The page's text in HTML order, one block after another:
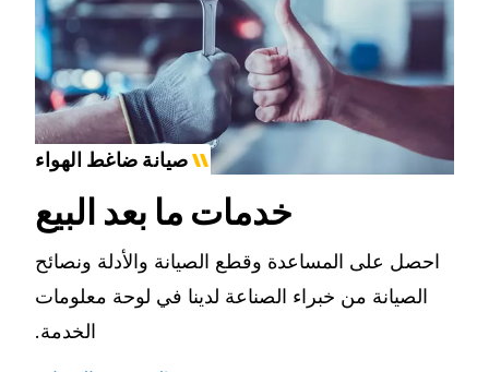
صيانة ضاغط الهواء
خدمات ما بعد البيع
احصل على المساعدة وقطع الصيانة والأدلة ونصائح
الصيانة من خبراء الصناعة لدينا في لوحة معلومات
الخدمة.